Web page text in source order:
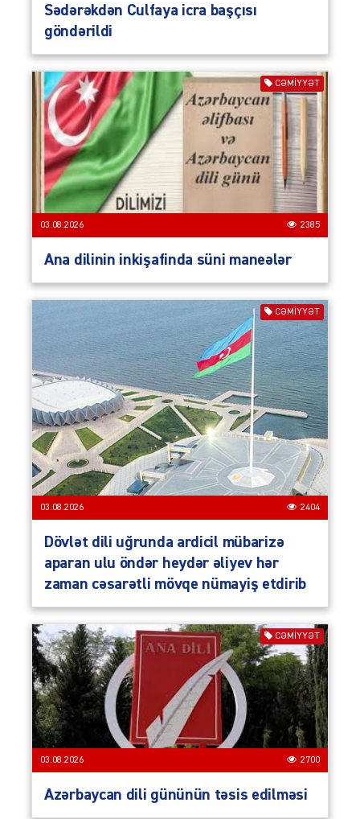
Sədərəkdən Culfaya icra başçısı
göndərildi
CƏMIYYƏT
03.08.2026 2385
Ana dilinin inkişafinda süni maneələr
CƏMIYYƏT
03.08.2026 2404
Dövlət dili uğrunda ardicil mübarizə
aparan ulu öndər heydər əliyev hər
zaman cəsarətli mövqe nümayiş etdirib
CƏMIYYƏT
03.08.2026 2700
Azərbaycan dili gününün təsis edilməsi